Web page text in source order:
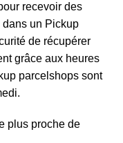
recevoir des
un Pickup
de récupérer
grâce aux heures
parcelshops sont
plus proche de